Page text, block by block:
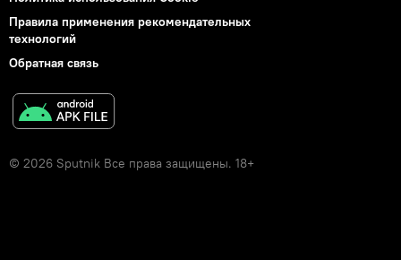
Правила применения рекомендательных
технологий
Обратная связь
© 2026 Sputnik Все права защищены. 18+